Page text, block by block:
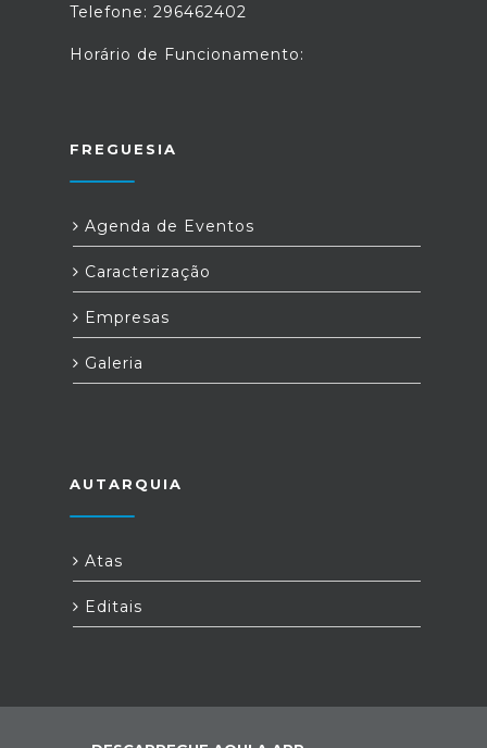
Telefone: 296462402
Horário de Funcionamento:
FREGUESIA
Agenda de Eventos
Caracterização
Empresas
Galeria
AUTARQUIA
Atas
Editais